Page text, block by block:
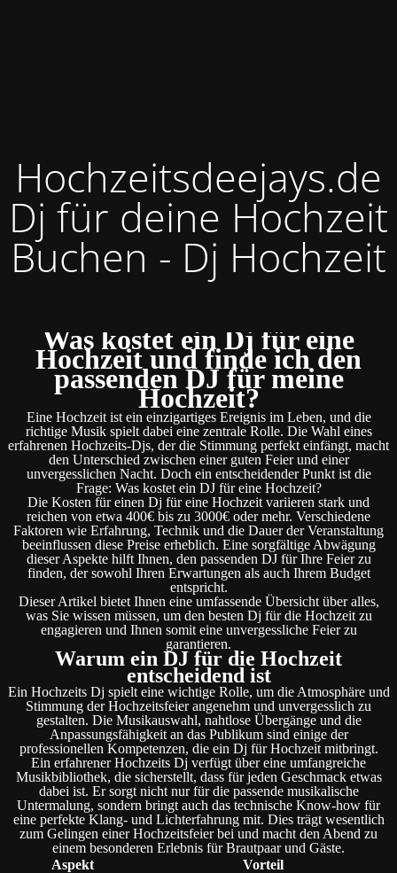
Hochzeitsdeejays.de
Dj für deine Hochzeit
Buchen - Dj Hochzeit
Was kostet ein Dj für eine
Hochzeit und finde ich den
passenden DJ für meine
Hochzeit?
Eine Hochzeit ist ein einzigartiges Ereignis im Leben, und die
richtige Musik spielt dabei eine zentrale Rolle. Die Wahl eines
erfahrenen Hochzeits-Djs, der die Stimmung perfekt einfängt, macht
den Unterschied zwischen einer guten Feier und einer
unvergesslichen Nacht. Doch ein entscheidender Punkt ist die
Frage: Was kostet ein DJ für eine Hochzeit?
Die Kosten für einen Dj für eine Hochzeit variieren stark und
reichen von etwa 400€ bis zu 3000€ oder mehr. Verschiedene
Faktoren wie Erfahrung, Technik und die Dauer der Veranstaltung
beeinflussen diese Preise erheblich. Eine sorgfältige Abwägung
dieser Aspekte hilft Ihnen, den passenden DJ für Ihre Feier zu
finden, der sowohl Ihren Erwartungen als auch Ihrem Budget
entspricht.
Dieser Artikel bietet Ihnen eine umfassende Übersicht über alles,
was Sie wissen müssen, um den besten Dj für die Hochzeit zu
engagieren und Ihnen somit eine unvergessliche Feier zu
garantieren.
Warum ein DJ für die Hochzeit
entscheidend ist
Ein Hochzeits Dj spielt eine wichtige Rolle, um die Atmosphäre und
Stimmung der Hochzeitsfeier angenehm und unvergesslich zu
gestalten. Die Musikauswahl, nahtlose Übergänge und die
Anpassungsfähigkeit an das Publikum sind einige der
professionellen Kompetenzen, die ein Dj für Hochzeit mitbringt.
Ein erfahrener Hochzeits Dj verfügt über eine umfangreiche
Musikbibliothek, die sicherstellt, dass für jeden Geschmack etwas
dabei ist. Er sorgt nicht nur für die passende musikalische
Untermalung, sondern bringt auch das technische Know-how für
eine perfekte Klang- und Lichterfahrung mit. Dies trägt wesentlich
zum Gelingen einer Hochzeitsfeier bei und macht den Abend zu
einem besonderen Erlebnis für Brautpaar und Gäste.
Aspekt
Vorteil